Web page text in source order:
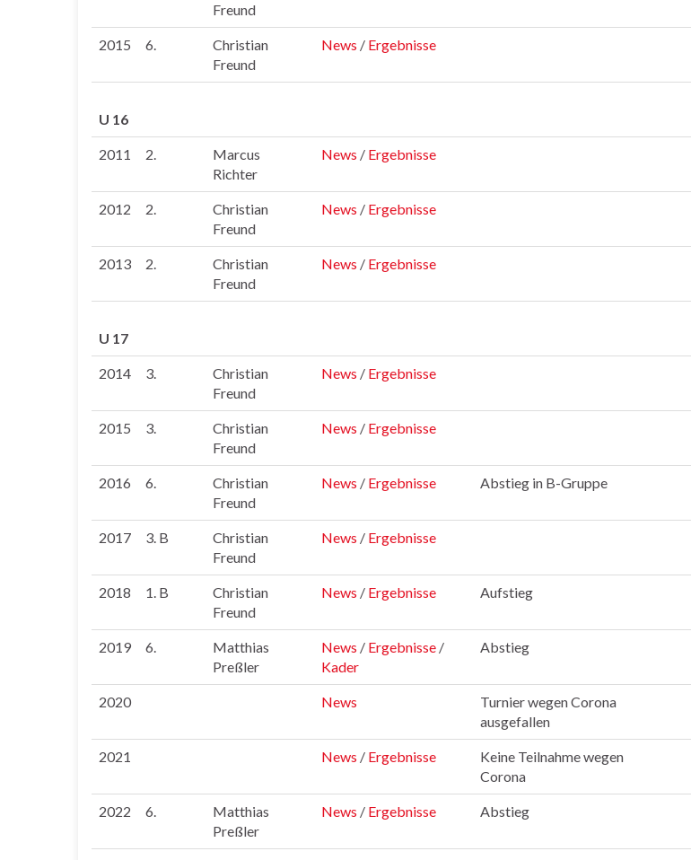
Freund
2015 6.
Christian
Freund
News / Ergebnisse
U 16
2011 2.
Marcus
Richter
News / Ergebnisse
2012 2.
Christian
Freund
News / Ergebnisse
2013 2.
Christian
Freund
News / Ergebnisse
U 17
2014 3.
Christian
Freund
News / Ergebnisse
2015 3.
Christian
Freund
News / Ergebnisse
2016 6.
Christian
Freund
News / Ergebnisse Abstieg in B-Gruppe
2017 3. B
Christian
Freund
News / Ergebnisse
2018 1. B
Christian
Freund
News / Ergebnisse Aufstieg
2019 6.
Matthias
Preßler
News / Ergebnisse /
Kader
Abstieg
2020 News
Turnier wegen Corona
ausgefallen
2021 News / Ergebnisse
Keine Teilnahme wegen
Corona
2022 6.
Matthias
Preßler
News / Ergebnisse Abstieg